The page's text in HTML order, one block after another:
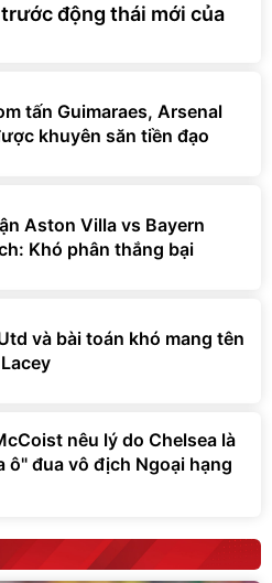
động thái mới của
tấn Guimaraes, Arsenal
khuyên săn tiền đạo
Aston Villa vs Bayern
Khó phân thắng bại
và bài toán khó mang tên
nêu lý do Chelsea là
ô" đua vô địch Ngoại hạng